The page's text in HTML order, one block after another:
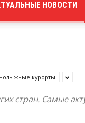
НОВОСТИ
курорты
стран. Самые